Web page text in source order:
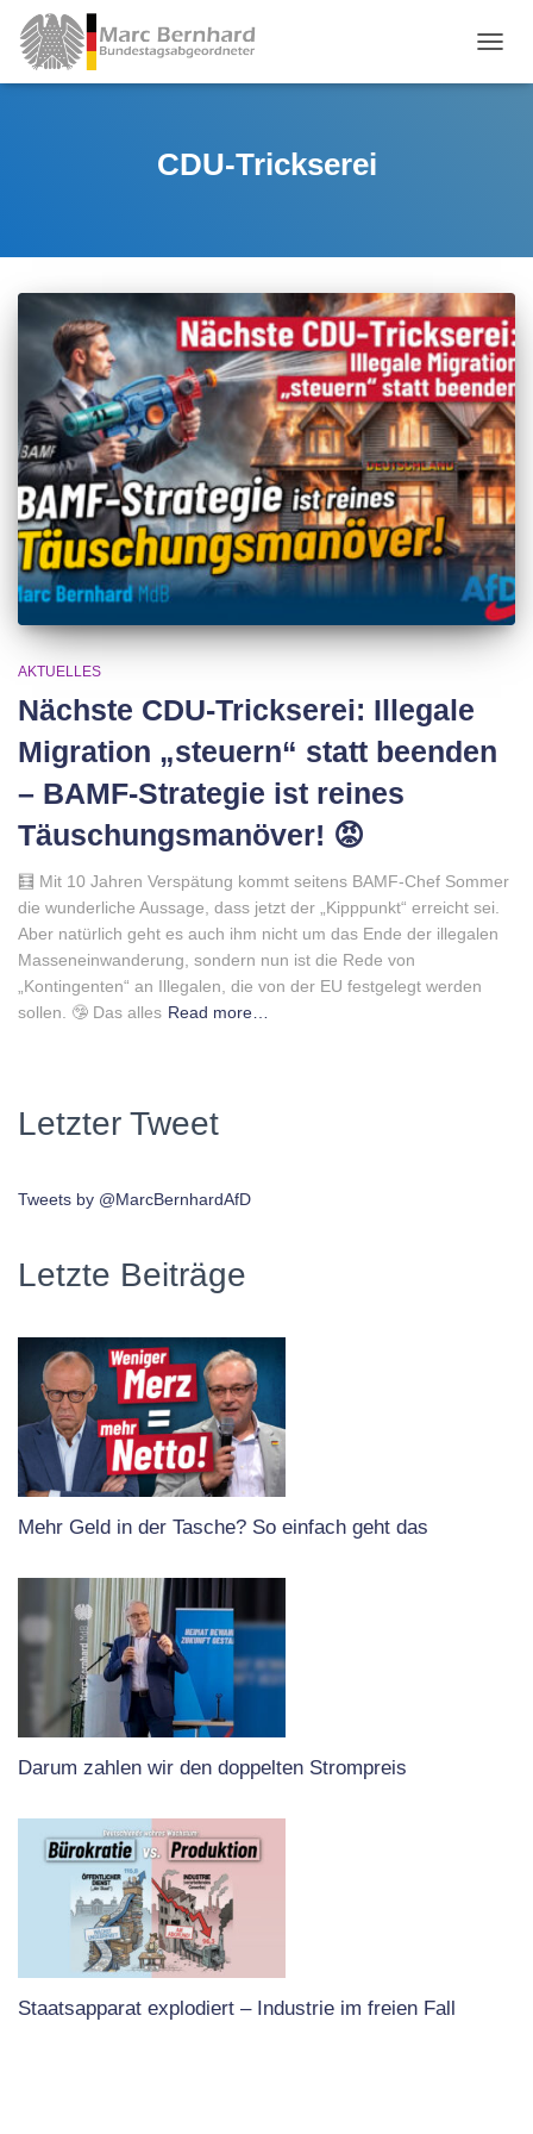
CDU-Trickserei
AKTUELLES
Nächste CDU-Trickserei: Illegale
Migration „steuern“ statt beenden
– BAMF-Strategie ist reines
Täuschungsmanöver! 😡
🧮 Mit 10 Jahren Verspätung kommt seitens BAMF-Chef Sommer
die wunderliche Aussage, dass jetzt der „Kipppunkt“ erreicht sei.
Aber natürlich geht es auch ihm nicht um das Ende der illegalen
Masseneinwanderung, sondern nun ist die Rede von
„Kontingenten“ an Illegalen, die von der EU festgelegt werden
sollen. 🤥 Das alles Read more…
Letzter Tweet
Tweets by @MarcBernhardAfD
Letzte Beiträge
Mehr Geld in der Tasche? So einfach geht das
Darum zahlen wir den doppelten Strompreis
Staatsapparat explodiert – Industrie im freien Fall